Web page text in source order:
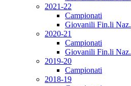
2021-22
Campionati
Giovanili Fin.li Naz.
2020-21
Campionati
Giovanili Fin.li Naz.
2019-20
Campionati
2018-19